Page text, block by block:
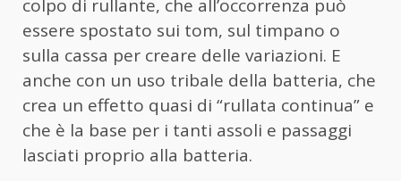
colpo di rullante, che all’occorrenza può
essere spostato sui tom, sul timpano o
sulla cassa per creare delle variazioni. E
anche con un uso tribale della batteria, che
crea un effetto quasi di “rullata continua” e
che è la base per i tanti assoli e passaggi
lasciati proprio alla batteria.